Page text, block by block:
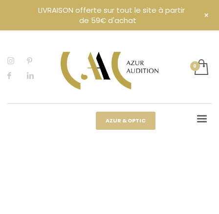
AZUR & OPTIC
LIVRAISON offerte sur tout le site à partir
de 59€ d'achat
+